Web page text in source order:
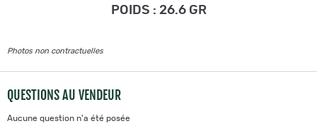
POIDS : 26.6 GR
Photos non contractuelles
QUESTIONS AU VENDEUR
Aucune question n'a été posée